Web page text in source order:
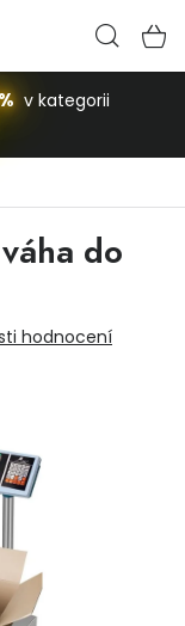
v kategorii
do
hodnocení